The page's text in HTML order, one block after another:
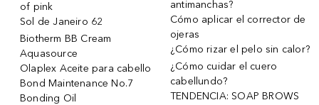
of pink
Sol de Janeiro 62
Biotherm BB Cream
Aquasource
Olaplex Aceite para cabello
Bond Maintenance No.7
Bonding Oil
antimanchas?
Cómo aplicar el corrector de
ojeras
¿Cómo rizar el pelo sin calor?
¿Cómo cuidar el cuero
cabellundo?
TENDENCIA: SOAP BROWS